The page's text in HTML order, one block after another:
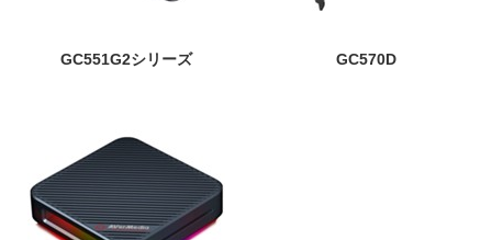
GC551G2シリーズ GC570D